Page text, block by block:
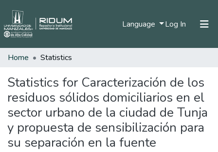
Language Log In (current)
Communities & Collections
All of DSpace
Home Statistics
Statistics for Caracterización de los
residuos sólidos domiciliarios en el
sector urbano de la ciudad de Tunja
y propuesta de sensibilización para
su separación en la fuente